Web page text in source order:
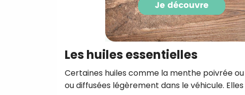
Les huiles essentielles
Certaines huiles comme la menthe poivrée
ou diffusées légèrement dans le véhicule.